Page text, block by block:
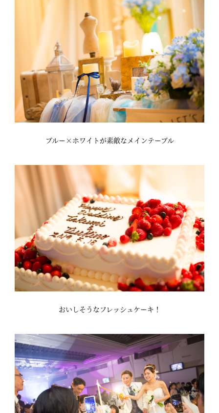
ブルー×ホワイトが素敵なメインテーブル
おいしそうなフレッシュケーキ！